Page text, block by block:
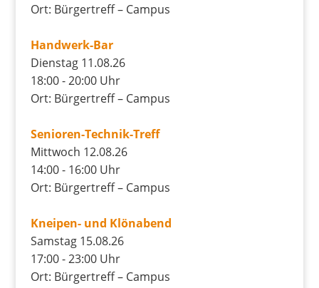
Ort: Bürgertreff – Campus
Handwerk-Bar
Dienstag 11.08.26
18:00 - 20:00 Uhr
Ort: Bürgertreff – Campus
Senioren-Technik-Treff
Mittwoch 12.08.26
14:00 - 16:00 Uhr
Ort: Bürgertreff – Campus
Kneipen- und Klönabend
Samstag 15.08.26
17:00 - 23:00 Uhr
Ort: Bürgertreff – Campus